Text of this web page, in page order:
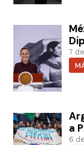
7
a
6